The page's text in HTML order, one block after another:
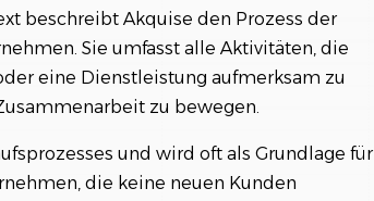
Unternehmenswachstum
beschreibt Akquise den Prozess der
Sie umfasst alle Aktivitäten, die
eine Dienstleistung aufmerksam zu
zu bewegen.
und wird oft als Grundlage für
die keine neuen Kunden